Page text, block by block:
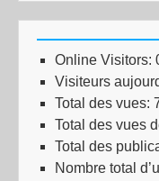
Online Visitors:
Visiteurs
Total des vues:
Total des vues
Total des
Nombre total